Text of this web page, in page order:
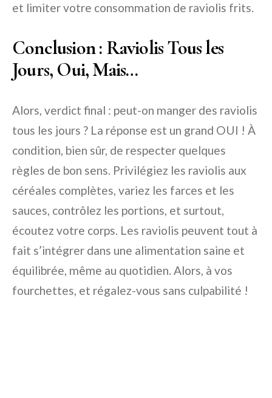
et limiter votre consommation de raviolis frits.
Conclusion : Raviolis Tous les
Jours, Oui, Mais…
Alors, verdict final : peut-on manger des raviolis
tous les jours ? La réponse est un grand OUI ! À
condition, bien sûr, de respecter quelques
règles de bon sens. Privilégiez les raviolis aux
céréales complètes, variez les farces et les
sauces, contrôlez les portions, et surtout,
écoutez votre corps. Les raviolis peuvent tout à
fait s’intégrer dans une alimentation saine et
équilibrée, même au quotidien. Alors, à vos
fourchettes, et régalez-vous sans culpabilité !